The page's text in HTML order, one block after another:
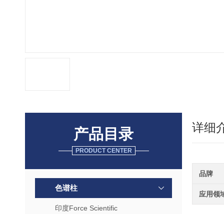
产品目录
PRODUCT CENTER
色谱柱
印度Force Scientific
详细
品牌
应用领